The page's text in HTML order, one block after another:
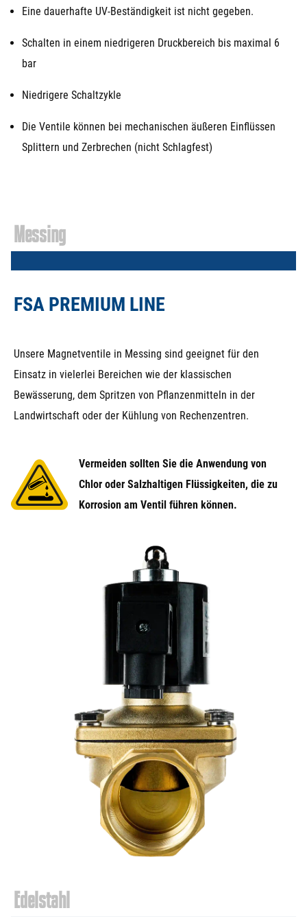
Eine dauerhafte UV-Beständigkeit ist nicht gegeben.
Schalten in einem niedrigeren Druckbereich bis maximal 6
bar
Niedrigere Schaltzykle
Die Ventile können bei mechanischen äußeren Einflüssen
Splittern und Zerbrechen (nicht Schlagfest)
Messing
FSA PREMIUM LINE
Unsere Magnetventile in Messing sind geeignet für den
Einsatz in vielerlei Bereichen wie der klassischen
Bewässerung, dem Spritzen von Pflanzenmitteln in der
Landwirtschaft oder der Kühlung von Rechenzentren.
Vermeiden sollten Sie die Anwendung von
Chlor oder Salzhaltigen Flüssigkeiten, die zu
Korrosion am Ventil führen können.
Edelstahl